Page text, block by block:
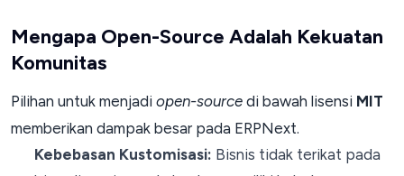
Mengapa Open-Source Adalah Kekuatan
Komunitas
Pilihan untuk menjadi open-source di bawah lisensi MIT
memberikan dampak besar pada ERPNext.
Kebebasan Kustomisasi: Bisnis tidak terikat pada